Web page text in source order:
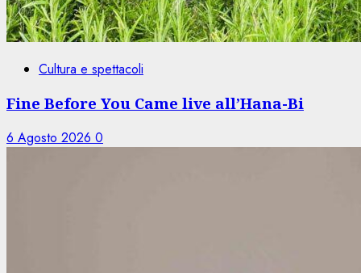
Cultura e spettacoli
Fine Before You Came live all’Hana-Bi
6 Agosto 2026 0